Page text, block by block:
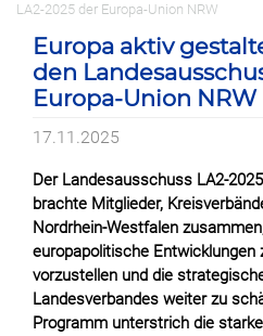
LA2-2025 der Europa-Union NRW
Europa aktiv
den
Europa-Union NRW
17.11.2025
Der Landesausschuss LA2-
brachte Mitglieder,
Nordrhein-Westfalen
europapolitische Entwicklungen
vorzustellen und die
Landesverbandes weiter zu
Programm unterstrich die